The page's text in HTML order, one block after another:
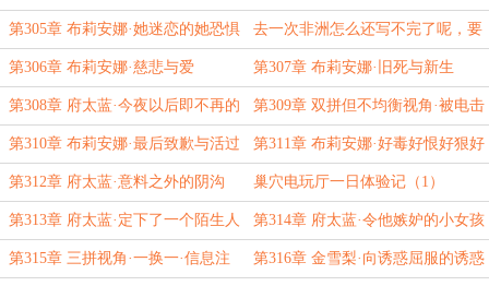
是秃鹫啊，是府太蓝啊
第305章 布莉安娜·她迷恋的她恐惧
的她渴望的但是
去一次非洲怎么还写不完了呢，要
不今天就算是最后一篇吧
第306章 布莉安娜·慈悲与爱 第307章 布莉安娜·旧死与新生
第308章 府太蓝·今夜以后即不再的
同伴
第309章 双拼但不均衡视角·被电击
倒的人
第310章 布莉安娜·最后致歉与活过
今夜
第311章 布莉安娜·好毒好恨好狠好
痛好爽快
第312章 府太蓝·意料之外的阴沟 巢穴电玩厅一日体验记（1）
第313章 府太蓝·定下了一个陌生人
的命运
第314章 府太蓝·令他嫉妒的小女孩
第315章 三拼视角·一换一·信息注 第316章 金雪梨·向诱惑屈服的诱惑